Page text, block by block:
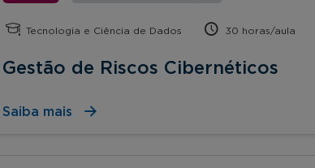
Tecnologia e Ciência de Dados 30 horas/aula
Gestão de Riscos Cibernéticos
Saiba mais